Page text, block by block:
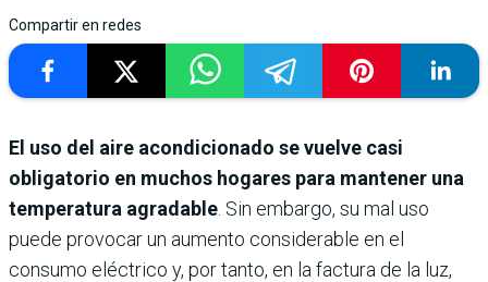
Compartir en redes
El uso del aire acondicionado se vuelve casi
obligatorio en muchos hogares para mantener una
temperatura agradable . Sin embargo, su mal uso
puede provocar un aumento considerable en el
consumo eléctrico y, por tanto, en la factura de la luz,